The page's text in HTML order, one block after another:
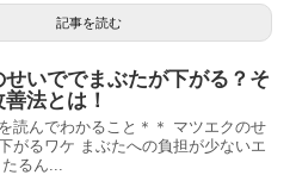
記事を読む
せいででまぶたが下がる？そ
法とは！
読んでわかること＊＊ マツエクのせ
がるワケ まぶたへの負担が少ないエ
るん...